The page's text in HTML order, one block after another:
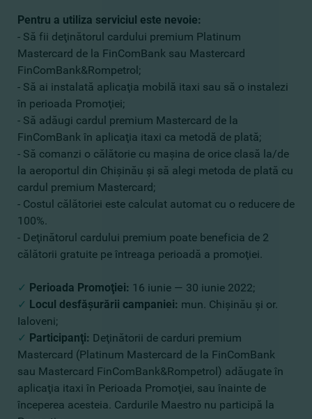
Pentru a utiliza serviciul este nevoie:
- Să fii deţinătorul cardului premium Platinum
Mastercard de la FinComBank sau Mastercard
FinComBank&Rompetrol;
- Să ai instalată aplicaţia mobilă itaxi sau să o instalezi
în perioada Promoţiei;
- Să adăugi cardul premium Mastercard de la
FinComBank în aplicaţia itaxi ca metodă de plată;
- Să comanzi o călătorie cu maşina de orice clasă la/de
la aeroportul din Chişinău şi să alegi metoda de plată cu
cardul premium Mastercard;
- Costul călătoriei este calculat automat cu o reducere de
100%.
- Deţinătorul cardului premium poate beneficia de 2
călătorii gratuite pe întreaga perioadă a promoţiei.
✓ Perioada Promoţiei: 16 iunie — 30 iunie 2022;
✓ Locul desfăşurării campaniei: mun. Chişinău şi or.
Ialoveni;
✓ Participanţi: Deţinătorii de carduri premium
Mastercard (Platinum Mastercard de la FinComBank
sau Mastercard FinComBank&Rompetrol) adăugate în
aplicaţia itaxi în Perioada Promoţiei, sau înainte de
începerea acesteia. Cardurile Maestro nu participă la